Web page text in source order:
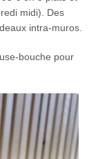
midi). Des
intra-muros.
bouche pour